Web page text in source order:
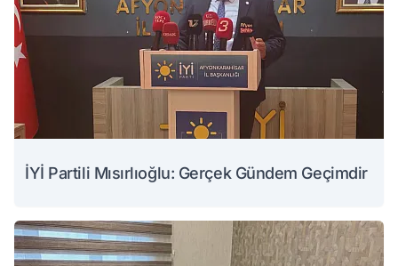
İYİ Partili Mısırlıoğlu: Gerçek Gündem Geçimdir